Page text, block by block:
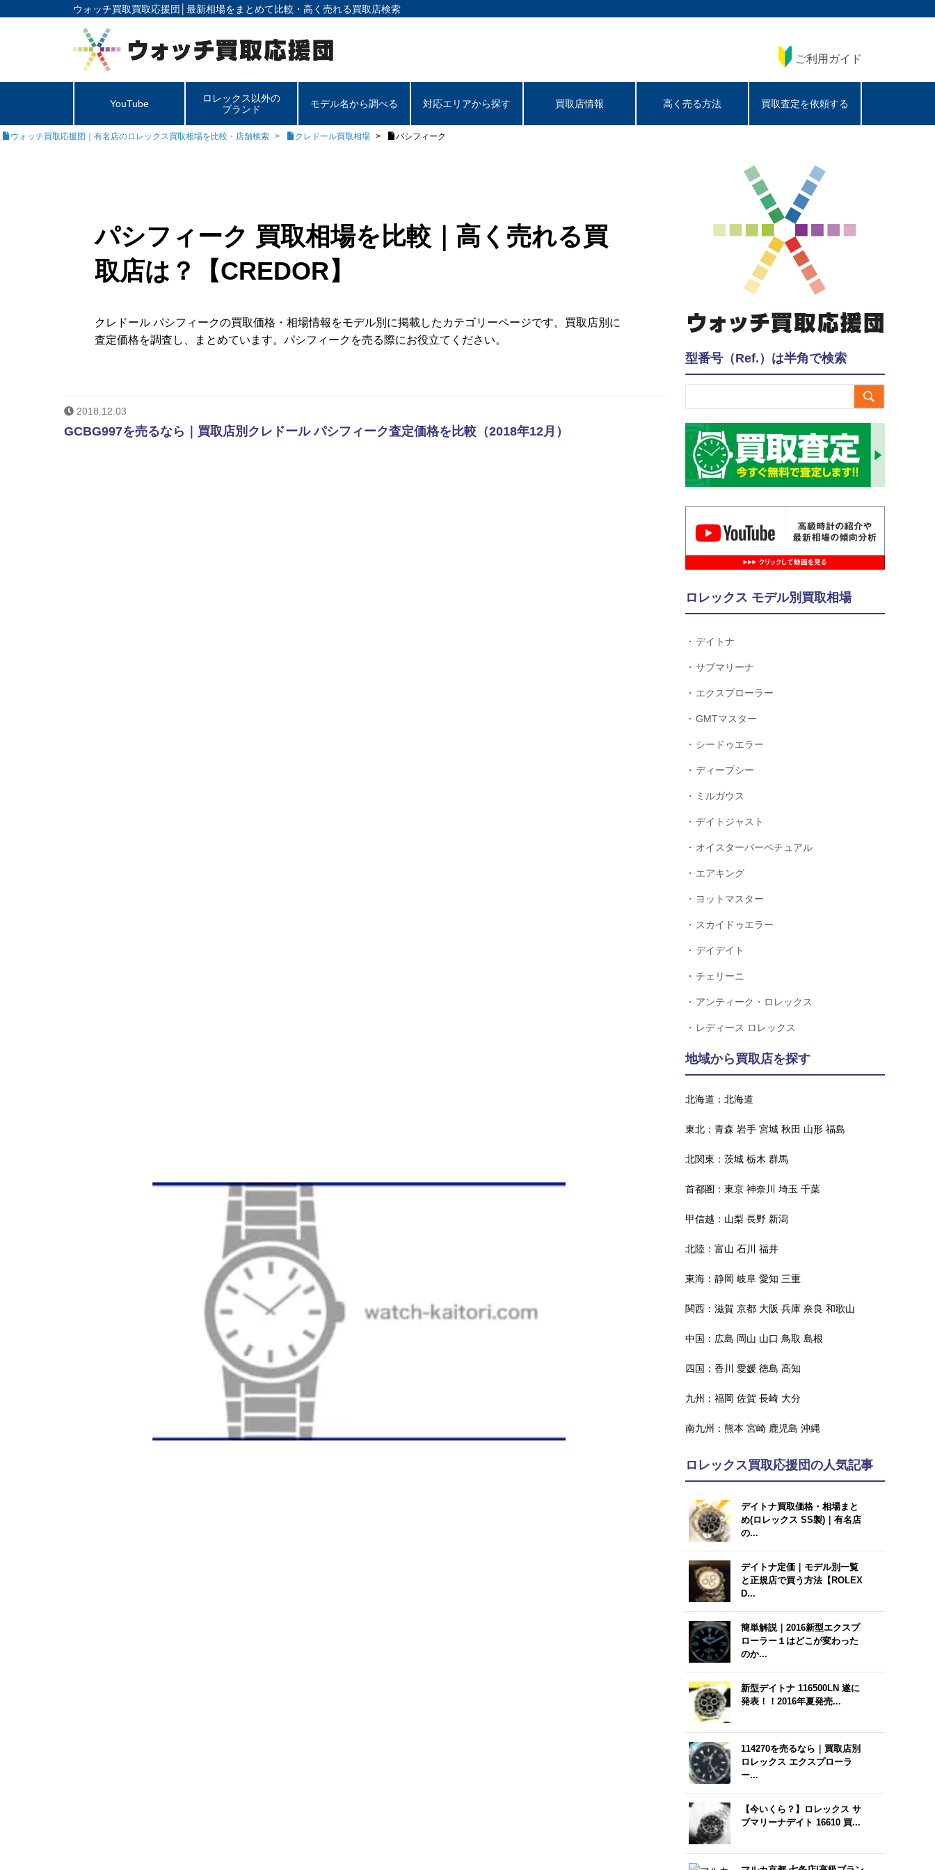
ウォッチ買取買取応援団│ 最新相場をまとめて比較・高く売れる買取店検索
ご利用ガイド
YouTube
ロレックス以外の
ブランド
モデル名から調べる 対応エリアから探す 買取店情報 高く売る方法 買取査定を依頼する
ウォッチ買取応援団｜有名店のロレックス買取相場を比較・店舗検索 クレドール買取相場 パシフィーク
パシフィーク 買取相場を比較｜高く売れる買
取店は？【CREDOR】
クレドール パシフィークの買取価格・相場情報をモデル別に掲載したカテゴリーページです。買取店別に
査定価格を調査し、まとめています。パシフィークを売る際にお役立てください。
2018.12.03
GCBG997を売るなら｜買取店別クレドール パシフィーク査定価格を比較（2018年12月）
型番号（Ref.）は半角で検索

ロレックス モデル別買取相場
デイトナ
サブマリーナ
エクスプローラー
GMTマスター
シードゥエラー
ディープシー
ミルガウス
デイトジャスト
オイスターパーペチュアル
エアキング
ヨットマスター
スカイドゥエラー
デイデイト
チェリーニ
アンティーク・ロレックス
レディース ロレックス
地域から買取店を探す
北海道： 北海道
東北： 青森 岩手 宮城 秋田 山形 福島
北関東： 茨城 栃木 群馬
首都圏： 東京 神奈川 埼玉 千葉
甲信越： 山梨 長野 新潟
北陸： 富山 石川 福井
東海： 静岡 岐阜 愛知 三重
関西： 滋賀 京都 大阪 兵庫 奈良 和歌山
中国： 広島 岡山 山口 鳥取 島根
四国： 香川 愛媛 徳島 高知
九州： 福岡 佐賀 長崎 大分
南九州： 熊本 宮崎 鹿児島 沖縄
ロレックス買取応援団の人気記事
デイトナ買取価格・相場まと
め(ロレックス SS製)｜有名店
の...
デイトナ定価｜モデル別一覧
と正規店で買う方法【ROLEX
D...
簡単解説｜2016新型エクスプ
ローラー１はどこが変わった
のか...
新型デイトナ 116500LN 遂に
発表！！2016年夏発売...
114270を売るなら｜買取店別
ロレックス エクスプローラ
ー...
【今いくら？】ロレックス サ
ブマリーナデイト 16610 買...